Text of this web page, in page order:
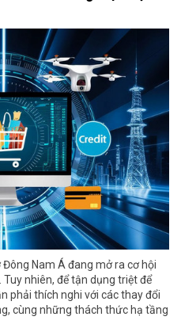
Nam Á đang mở ra cơ hội
nhiên, để tận dụng triệt để
phải thích nghi với các thay đổi
cùng những thách thức hạ tầng